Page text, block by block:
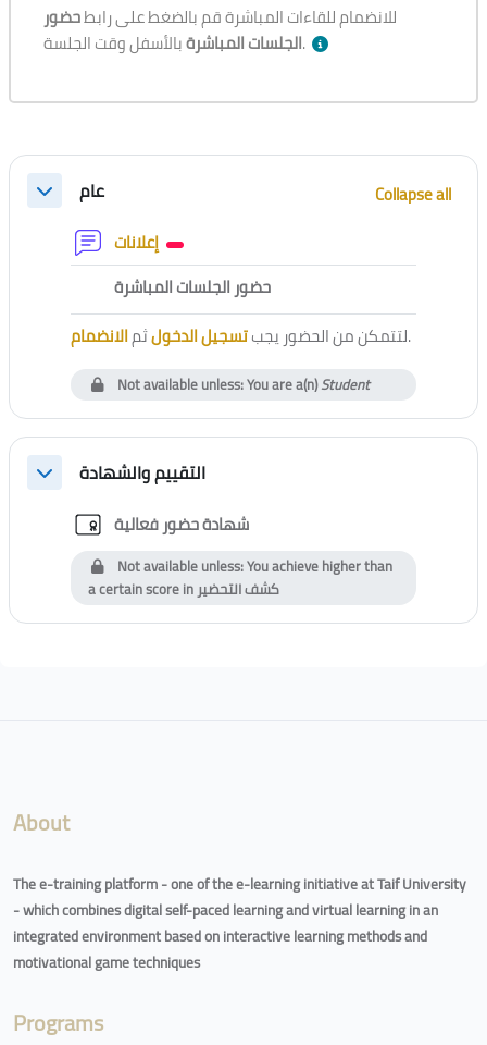
للانضمام للقاءات المباشرة قم بالضغط على رابطحضور
الجلسات المباشرةبالأسفل وقت الجلسة.
Section outline
Collapseعام
Collapse all
Forum
حضور الجلسات المباشرةExternal tool
لتتمكن من الحضور يجبتسجيل الدخولثمالانضمام .
Not available unless: You are a(n)Student
Collapseالتقييم والشهادة
شهادة حضور فعاليةCustom certificate
Not available unless: You achieve higher than
a certain score inكشف التحضير
About
The e-training platform - one of the e-learning initiative at Taif University
- which combines digital self-paced learning and virtual learning in an
integrated environment based on interactive learning methods and
motivational game techniques
Programs